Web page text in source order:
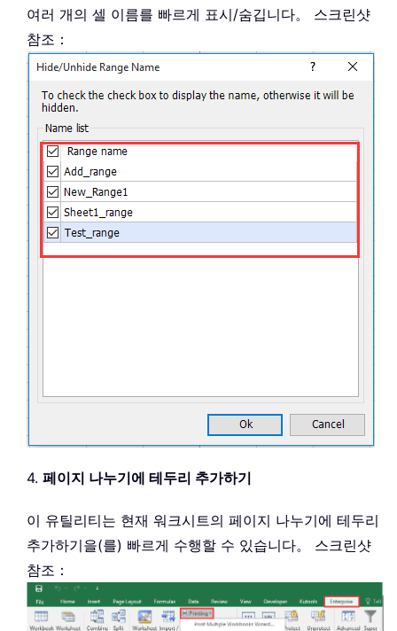
여러 개의 셀 이름를 빠르게 표시/숨깁니다。 스크린샷
참조：
4. 페이지 나누기에 테두리 추가하기
이 유틸리티는 현재 워크시트의 페이지 나누기에 테두리
추가하기을(를) 빠르게 수행할 수 있습니다。 스크린샷
참조：